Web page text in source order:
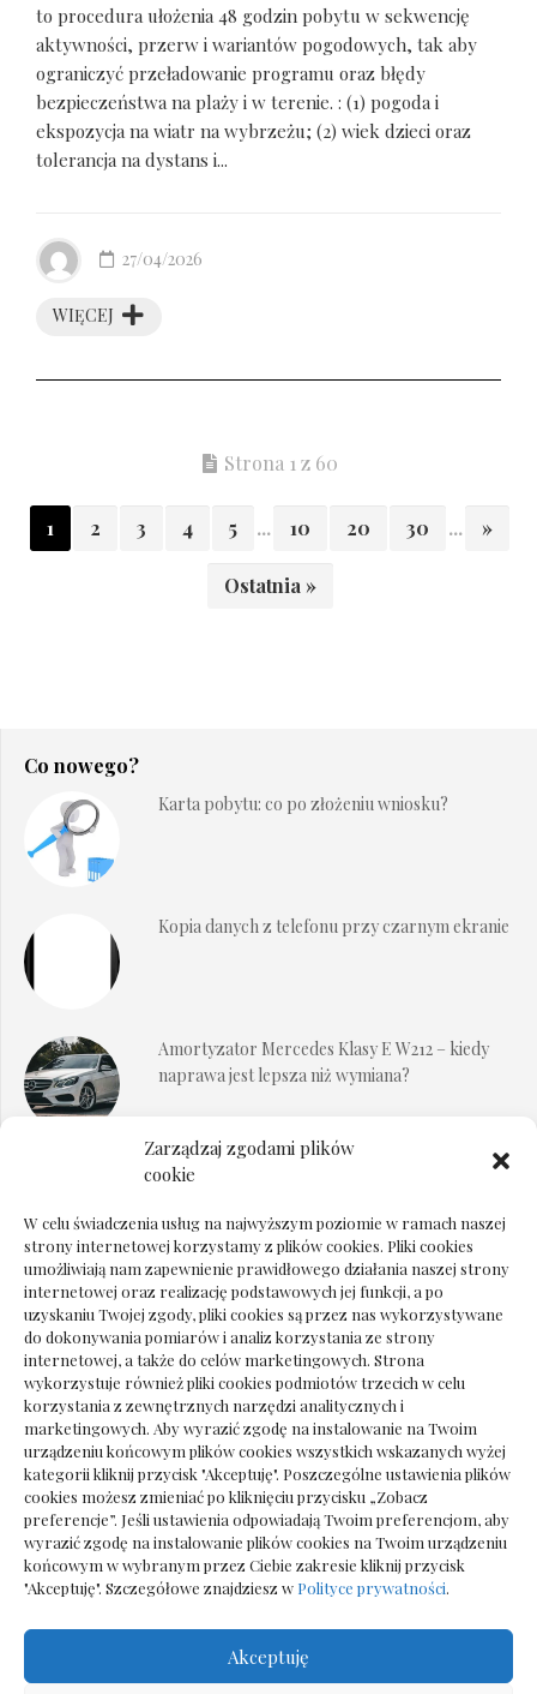
Zarządzaj zgodami plików
cookie
W celu świadczenia usług na najwyższym poziomie w ramach naszej
strony internetowej korzystamy z plików cookies. Pliki cookies
umożliwiają nam zapewnienie prawidłowego działania naszej strony
internetowej oraz realizację podstawowych jej funkcji, a po
uzyskaniu Twojej zgody, pliki cookies są przez nas wykorzystywane
do dokonywania pomiarów i analiz korzystania ze strony
internetowej, a także do celów marketingowych. Strona
wykorzystuje również pliki cookies podmiotów trzecich w celu
korzystania z zewnętrznych narzędzi analitycznych i
marketingowych. Aby wyrazić zgodę na instalowanie na Twoim
urządzeniu końcowym plików cookies wszystkich wskazanych wyżej
kategorii kliknij przycisk "Akceptuję". Poszczególne ustawienia plików
cookies możesz zmieniać po kliknięciu przycisku „Zobacz
preferencje”. Jeśli ustawienia odpowiadają Twoim preferencjom, aby
wyrazić zgodę na instalowanie plików cookies na Twoim urządzeniu
końcowym w wybranym przez Ciebie zakresie kliknij przycisk
"Akceptuję". Szczegółowe znajdziesz w Polityce prywatności.
Akceptuję
to procedura ułożenia 48 godzin pobytu w sekwencję
aktywności, przerw i wariantów pogodowych, tak aby
ograniczyć przeładowanie programu oraz błędy
bezpieczeństwa na plaży i w terenie. : (1) pogoda i
ekspozycja na wiatr na wybrzeżu; (2) wiek dzieci oraz
tolerancja na dystans i...
WIĘCEJ
27/04/2026
Strona 1 z 60
1 2 3 4 5 ... 10 20 30 ... »
Ostatnia »
Co nowego?
Karta pobytu: co po złożeniu wniosku?
Kopia danych z telefonu przy czarnym ekranie
Amortyzator Mercedes Klasy E W212 – kiedy
naprawa jest lepsza niż wymiana?
Ile kosztuje psychoterapeuta prywatnie: cena
Dokumenty do odbioru przy zmianie biura
rachunkowego